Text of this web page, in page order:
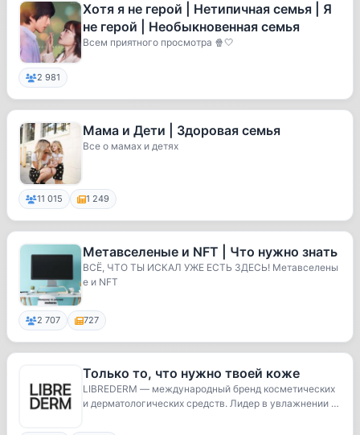
Хотя я не герой | Нетипичная семья | Я
не герой | Необыкновенная семья
Всем приятного просмотра 🍿🤍
2 981
Мама и Дети | Здоровая семья
Все о мамах и детях
11 015 1 249
Метавселеные и NFT | Что нужно знать
ВСЁ, ЧТО ТЫ ИСКАЛ УЖЕ ЕСТЬ ЗДЕСЬ! Метавселены
е и NFT
2 707 727
Только то, что нужно твоей коже
LIBREDERM — международный бренд косметических
и дерматологических средств. Лидер в увлажнении ко